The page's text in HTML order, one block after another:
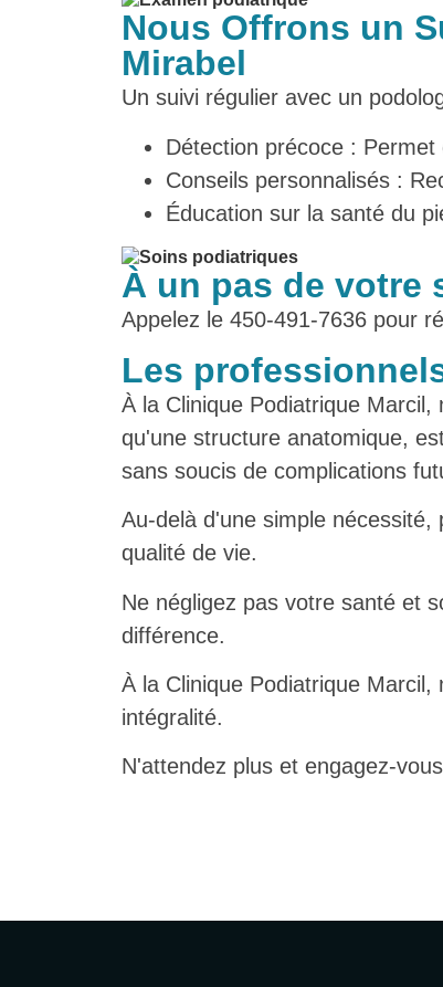
Nous Offrons un
Mirabel
Un suivi régulier avec un
Détection précoce :
Conseils personnalisés :
Éducation sur la santé du
À un pas de votre
Appelez le 450-491-7636 pour
Les
À la Clinique Podiatrique
qu'une structure anatomique,
sans soucis de complications
Au-delà d'une simple
qualité de vie.
Ne négligez pas votre santé et
différence.
À la Clinique Podiatrique
intégralité.
N'attendez plus et engagez-